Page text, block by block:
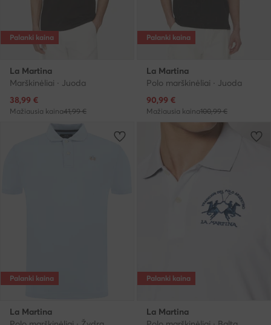
Palanki kaina
La Martina
Marškinėliai · Juoda
Dabartinė kaina
38,99 €
Mažiausia kaina41,99 €
Palanki kaina
La Martina
Polo marškinėliai · Juoda
Dabartinė kaina
90,99 €
Mažiausia kaina100,99 €
Palanki kaina
La Martina
Palanki kaina
La Martina